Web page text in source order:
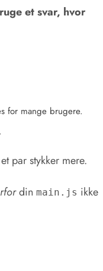
et svar, hvor
for mange brugere.
par stykker mere.
din main.js ikke